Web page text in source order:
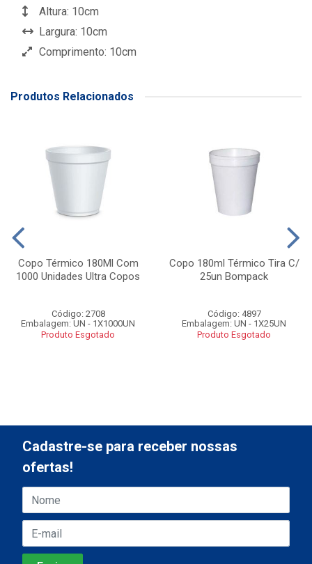
Altura: 10cm
Largura: 10cm
Comprimento: 10cm
Produtos Relacionados
Copo Térmico 180Ml Com
1000 Unidades Ultra Copos
Código: 2708
Embalagem: UN - 1X1000UN
Produto Esgotado
Copo 180ml Térmico Tira C/
25un Bompack
Código: 4897
Embalagem: UN - 1X25UN
Produto Esgotado
Cadastre-se para receber nossas
ofertas!